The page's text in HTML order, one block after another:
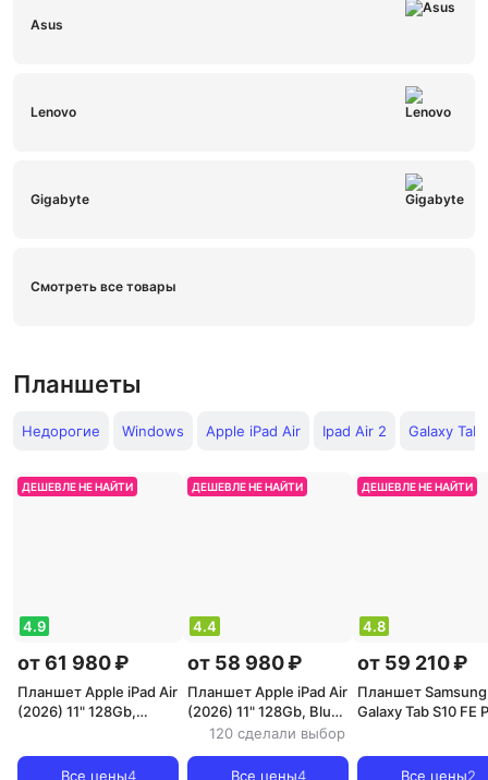
Asus
Lenovo
Gigabyte
Смотреть все товары
Планшеты
Недорогие Windows Apple iPad Air Ipad Air 2 Galaxy Tab
ДЕШЕВЛЕ НЕ НАЙТИ
4.9
от 61 980 ₽
Планшет Apple iPad Air
(2026) 11" 128Gb,
Все цены4
ДЕШЕВЛЕ НЕ НАЙТИ
4.4
от 58 980 ₽
Планшет Apple iPad Air
(2026) 11" 128Gb, Blue
(M4) [11", IPS,
120 сделали выбор
Все цены4
ДЕШЕВЛЕ НЕ НАЙТИ
4.8
от 59 210 ₽
Планшет Samsung
Galaxy Tab S10 FE
Все цены2